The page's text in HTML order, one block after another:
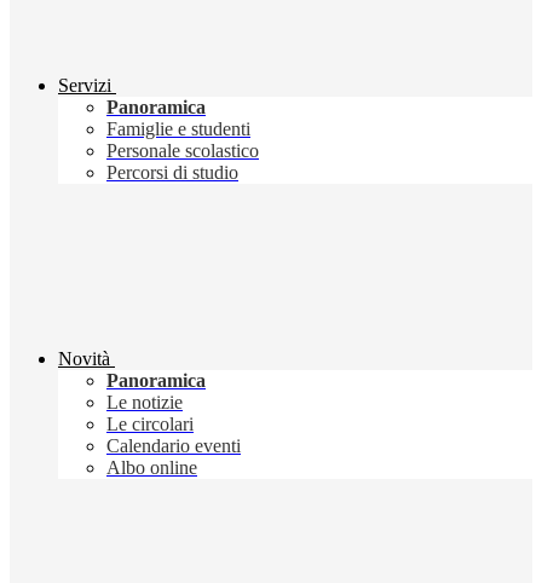
Servizi
Panoramica
Famiglie e studenti
Personale scolastico
Percorsi di studio
Novità
Panoramica
Le notizie
Le circolari
Calendario eventi
Albo online